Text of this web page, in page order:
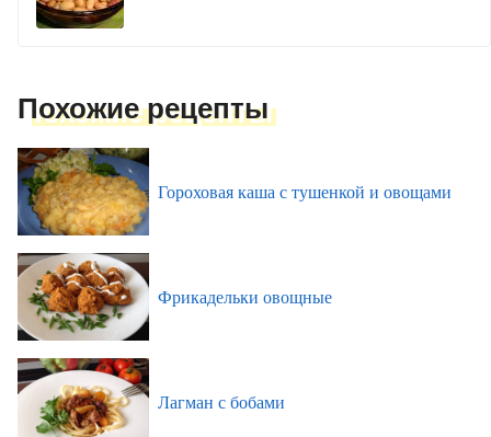
Похожие рецепты
Гороховая каша с тушенкой и овощами
Фрикадельки овощные
Лагман с бобами